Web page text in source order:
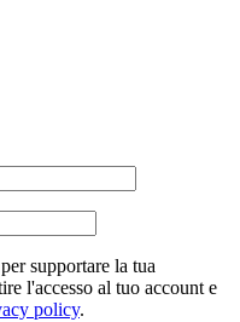
supportare la tua
l'accesso al tuo account e
policy.